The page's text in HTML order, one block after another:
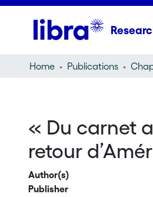
Home Publications
« Du carnet
retour
Author(s)
Publisher